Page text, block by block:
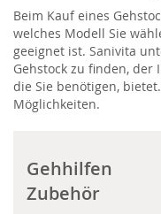
Beim Kauf eines
welches Modell Sie
geeignet ist. Sanivita
Gehstock zu finden,
die Sie benötigen,
Möglichkeiten.
Gehhilfen
Zubehör